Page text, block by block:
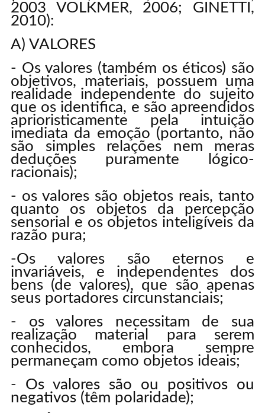
2003 VOLKMER, 2006; GINETTI,
2010):
A) VALORES
- Os valores (também os éticos) são
objetivos, materiais, possuem uma
realidade independente do sujeito
que os identifica, e são apreendidos
aprioristicamente pela intuição
imediata da emoção (portanto, não
são simples relações nem meras
deduções puramente lógico-
racionais);
- os valores são objetos reais, tanto
quanto os objetos da percepção
sensorial e os objetos inteligíveis da
razão pura;
-Os valores são eternos e
invariáveis, e independentes dos
bens (de valores), que são apenas
seus portadores circunstanciais;
- os valores necessitam de sua
realização material para serem
conhecidos, embora sempre
permaneçam como objetos ideais;
- Os valores são ou positivos ou
negativos (têm polaridade);